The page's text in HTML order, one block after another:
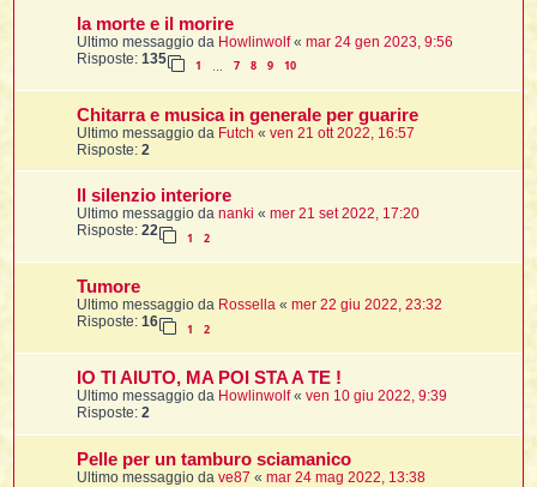
la morte e il morire
Ultimo messaggio da Howlinwolf«mar 24 gen 2023, 9:56
Risposte:135 1 7 8 9 10
Chitarra e musica in generale per guarire
Ultimo messaggio da Futch «ven 21 ott 2022, 16:57
Risposte:2
ll silenzio interiore
Ultimo messaggio dananki «mer 21 set 2022, 17:20
Risposte:22 1 2
Tumore
Ultimo messaggio da Rossella «mer 22 giu 2022, 23:32
Risposte:16 1 2
IO TI AIUTO, MA POI STA A TE !
Ultimo messaggio da Howlinwolf«ven 10 giu 2022, 9:39
Risposte:2
Pelle per un tamburo sciamanico
Ultimo messaggio dave87 «mar 24 mag 2022, 13:38